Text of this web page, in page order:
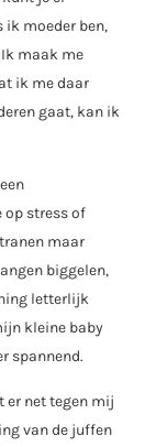
ik moeder ben,
maak me
ik me daar
gaat, kan ik
op stress of
maar
biggelen,
letterlijk
kleine baby
spannend.
er net tegen mij
van de juffen